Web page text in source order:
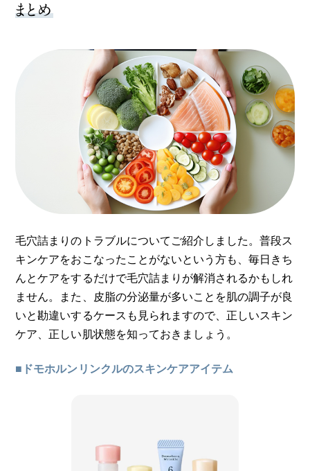
まとめ
毛穴詰まりのトラブルについてご紹介しました。普段ス
キンケアをおこなったことがないという方も、毎日きち
んとケアをするだけで毛穴詰まりが解消されるかもしれ
ません。また、皮脂の分泌量が多いことを肌の調子が良
いと勘違いするケースも見られますので、正しいスキン
ケア、正しい肌状態を知っておきましょう。
■ドモホルンリンクルのスキンケアアイテム